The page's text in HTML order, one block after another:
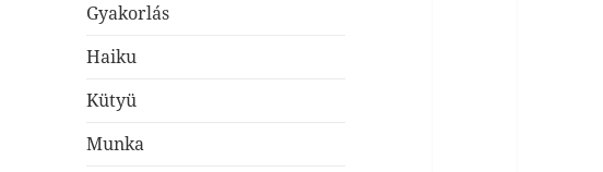
Gyakorlás
Haiku
Kütyü
Munka